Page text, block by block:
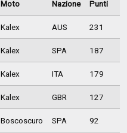
Moto Nazione Punti
Kalex AUS 231
Kalex SPA 187
Kalex ITA 179
Kalex GBR 127
Boscoscuro SPA 92